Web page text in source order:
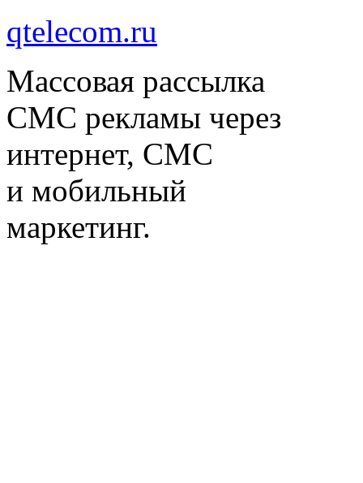
qtelecom.ru
Массовая рассылка
СМС рекламы через
интернет, СМС
и мобильный
маркетинг.